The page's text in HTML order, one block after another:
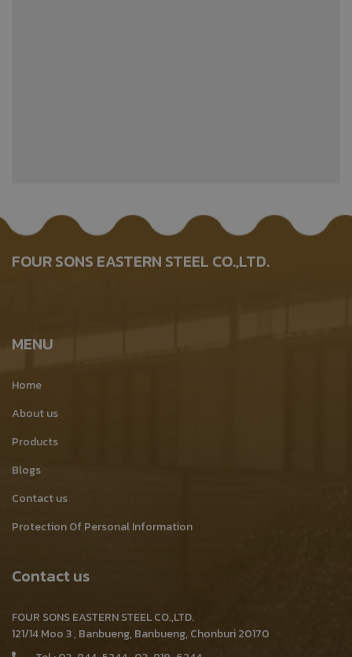
FOUR SONS EASTERN STEEL CO.,LTD.
MENU
Home
About us
Products
Blogs
Contact us
Protection Of Personal Information
Contact us
FOUR SONS EASTERN STEEL CO.,LTD.
121/14 Moo 3 , Banbueng, Banbueng, Chonburi 20170